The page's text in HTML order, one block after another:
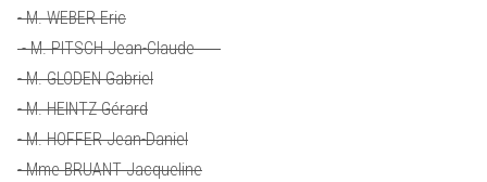
- M. WEBER Eric
- M. PITSCH Jean-Claude
- M. GLODEN Gabriel
- M. HEINTZ Gérard
- M. HOFFER Jean-Daniel
- Mme BRUANT Jacqueline